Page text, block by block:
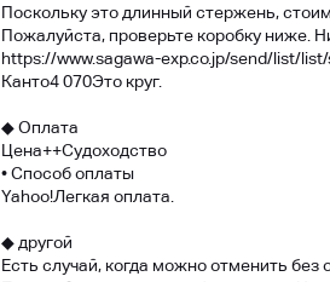
Поскольку это длинный стержень,
Пожалуйста, проверьте коробку ниже.
https://www.sagawa-exp.co.jp/send/list/
Канто4 070Это круг.
◆ Оплата
Цена++Судоходство
• Способ оплаты
Yahoo!Легкая оплата.
◆ другой
Есть случай, когда можно отменить без